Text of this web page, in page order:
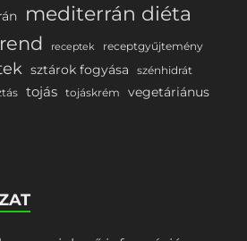
mediterrán diéta
receptek receptgyűjtemény
sztárok fogyása
szénhidrát
tojás tojáskrém vegetáriánus